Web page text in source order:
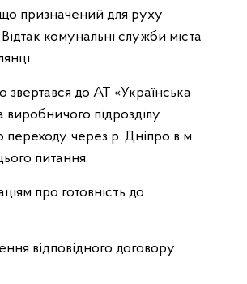
що призначений для руху
комунальні служби міста
до АТ «Українська
виробничого підрозділу
переходу через р. Дніпро в м.
питання.
про готовність до
відповідного договору